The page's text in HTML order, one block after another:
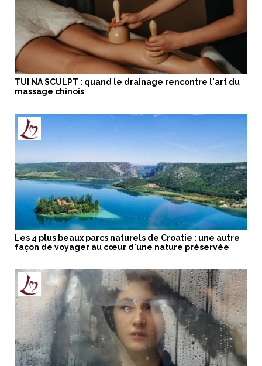
TUI NA SCULPT : quand le drainage rencontre l'art du
massage chinois
Les 4 plus beaux parcs naturels de Croatie : une autre
façon de voyager au cœur d'une nature préservée